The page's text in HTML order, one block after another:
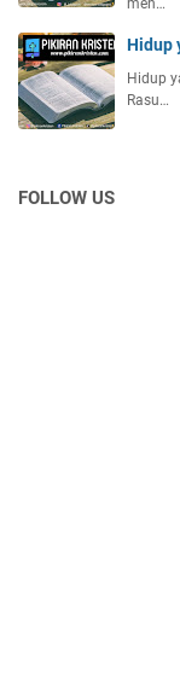
men…
Hidup
Hidup
Rasu…
FOLLOW US